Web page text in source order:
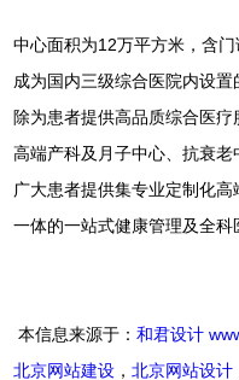
中心面积为12万平方米，含
成为国内三级综合医院内设置
除为患者提供高品质综合医疗
高端产科及月子中心、抗衰
广大患者提供集专业定制化
一体的一站式健康管理及全科
本信息来源于：和君设计
北京网站建设 ，北京网站设计